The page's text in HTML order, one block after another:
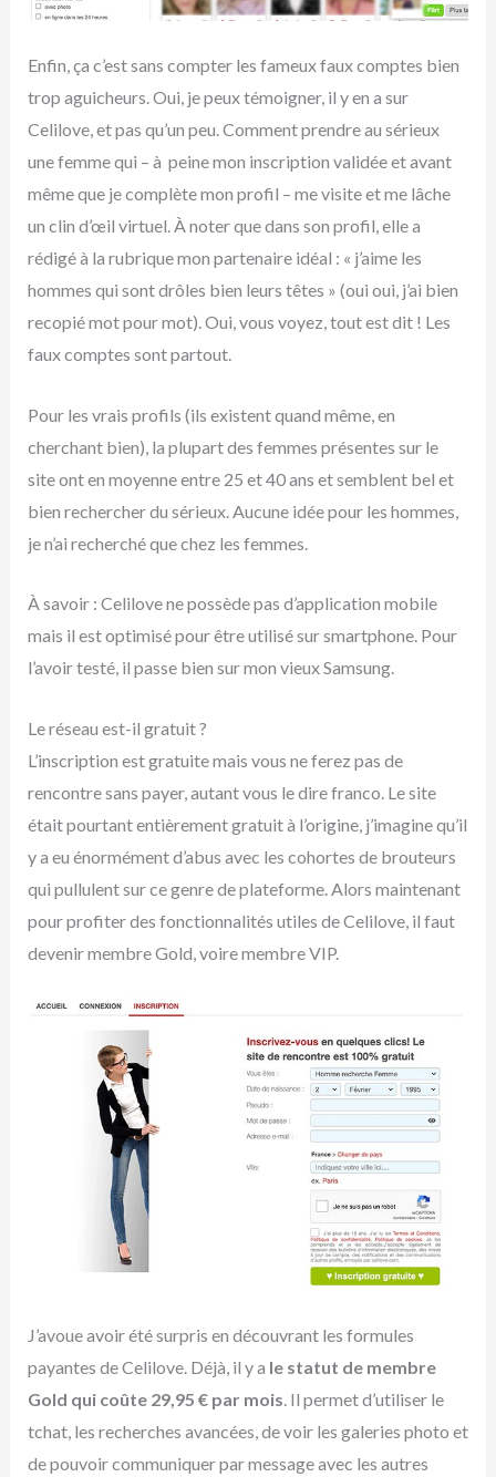
Enfin, ça c’est sans compter les fameux faux comptes bien
trop aguicheurs. Oui, je peux témoigner, il y en a sur
Celilove, et pas qu’un peu. Comment prendre au sérieux
une femme qui – à peine mon inscription validée et avant
même que je complète mon profil – me visite et me lâche
un clin d’œil virtuel. À noter que dans son profil, elle a
rédigé à la rubrique mon partenaire idéal : « j’aime les
hommes qui sont drôles bien leurs têtes » (oui oui, j’ai bien
recopié mot pour mot). Oui, vous voyez, tout est dit ! Les
faux comptes sont partout.
Pour les vrais profils (ils existent quand même, en
cherchant bien), la plupart des femmes présentes sur le
site ont en moyenne entre 25 et 40 ans et semblent bel et
bien rechercher du sérieux. Aucune idée pour les hommes,
je n’ai recherché que chez les femmes.
À savoir : Celilove ne possède pas d’application mobile
mais il est optimisé pour être utilisé sur smartphone. Pour
l’avoir testé, il passe bien sur mon vieux Samsung.
Le réseau est-il gratuit ?
L’inscription est gratuite mais vous ne ferez pas de
rencontre sans payer, autant vous le dire franco. Le site
était pourtant entièrement gratuit à l’origine, j’imagine qu’il
y a eu énormément d’abus avec les cohortes de brouteurs
qui pullulent sur ce genre de plateforme. Alors maintenant
pour profiter des fonctionnalités utiles de Celilove, il faut
devenir membre Gold, voire membre VIP.
J’avoue avoir été surpris en découvrant les formules
payantes de Celilove. Déjà, il y a le statut de membre
Gold qui coûte 29,95 € par mois. Il permet d’utiliser le
tchat, les recherches avancées, de voir les galeries photo et
de pouvoir communiquer par message avec les autres